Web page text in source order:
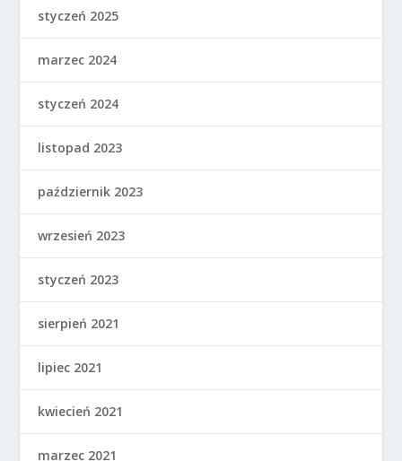
styczeń 2025
marzec 2024
styczeń 2024
listopad 2023
październik 2023
wrzesień 2023
styczeń 2023
sierpień 2021
lipiec 2021
kwiecień 2021
marzec 2021